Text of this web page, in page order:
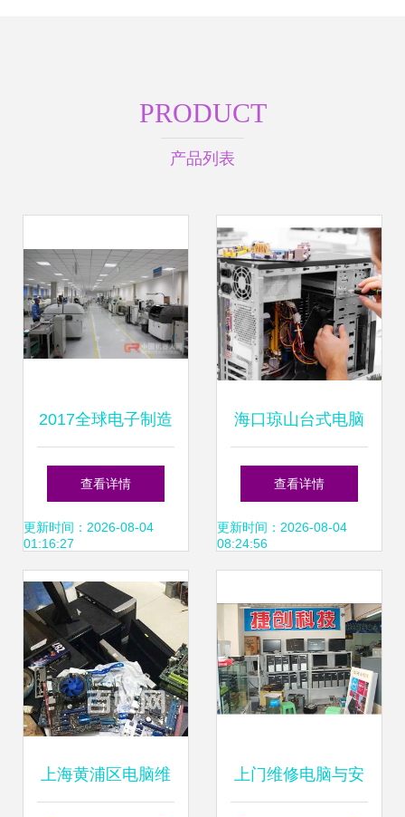
PRODUCT
产品列表
2017全球电子制造
代工厂最新Top50
名单 中国大陆4家
上榜，电脑维修启
示录
查看详情
更新时间：2026-08-04
01:16:27
海口琼山台式电脑
维修指南 诚杰电脑
维修店的专业服务
查看详情
更新时间：2026-08-04
08:24:56
上海黄浦区电脑维 上门维修电脑与安